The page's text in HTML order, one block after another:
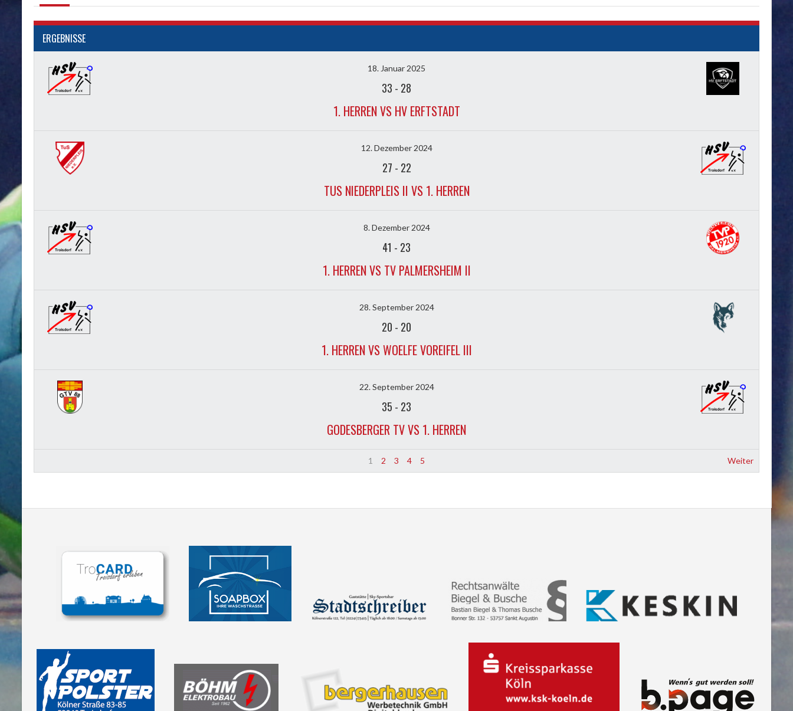
ERGEBNISSE
18. Januar 2025
33 - 28
1. HERREN VS HV ERFTSTADT
12. Dezember 2024
27 - 22
TUS NIEDERPLEIS II VS 1. HERREN
8. Dezember 2024
41 - 23
1. HERREN VS TV PALMERSHEIM II
28. September 2024
20 - 20
1. HERREN VS WOELFE VOREIFEL III
22. September 2024
35 - 23
GODESBERGER TV VS 1. HERREN
1 2 3 4 5 Weiter